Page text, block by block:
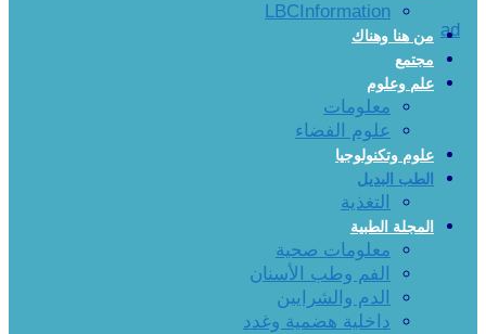
LBCInformation
من هنا وهناك
مجتمع
علم وعلوم
معلومات
علوم الفضاء
علوم وتكنولوجيا
الطب البديل
التغذية
المجلة الطبية
معلومات صحية
الفم وطب الأسنان
الدم والشرايين
داخلية هضمية وغدد